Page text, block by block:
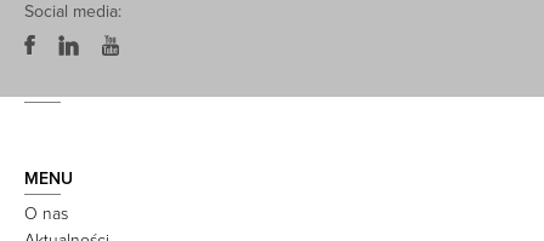
Social media:
MENU
O nas